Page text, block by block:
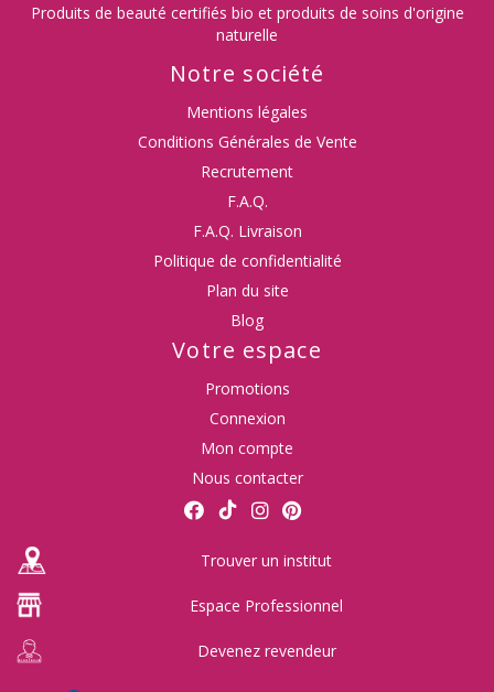
Produits de beauté certifiés bio et produits de soins d'origine
naturelle
Notre société
Mentions légales
Conditions Générales de Vente
Recrutement
F.A.Q.
F.A.Q. Livraison
Politique de confidentialité
Plan du site
Blog
Votre espace
Promotions
Connexion
Mon compte
Nous contacter
Trouver un institut
Espace Professionnel
Devenez revendeur